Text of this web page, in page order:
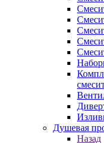
Душевая
Назад